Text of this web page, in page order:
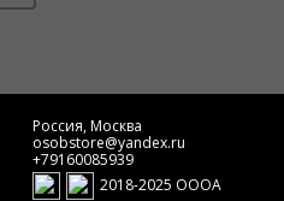
Россия, Москва
osobstore@yandex.ru
+79160085939
2018-2025 ОООА